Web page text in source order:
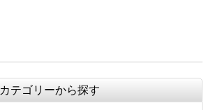
カテゴリーから探す